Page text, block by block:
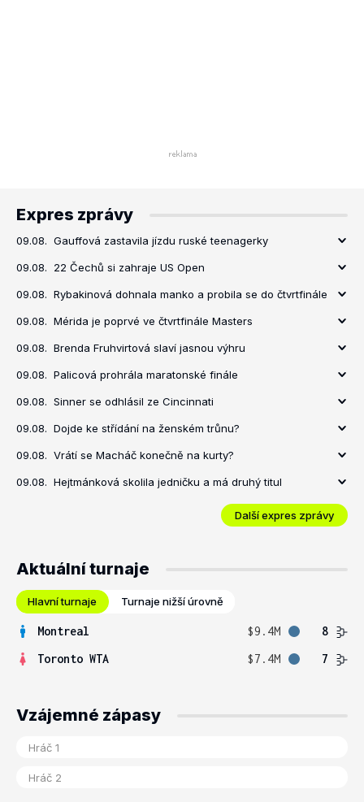
Expres zprávy
09.08. Gauffová zastavila jízdu ruské teenagerky
09.08. 22 Čechů si zahraje US Open
09.08. Rybakinová dohnala manko a probila se do čtvrtfinále
09.08. Mérida je poprvé ve čtvrtfinále Masters
09.08. Brenda Fruhvirtová slaví jasnou výhru
09.08. Palicová prohrála maratonské finále
09.08. Sinner se odhlásil ze Cincinnati
09.08. Dojde ke střídání na ženském trůnu?
09.08. Vrátí se Macháč konečně na kurty?
09.08. Hejtmánková skolila jedničku a má druhý titul
Další expres zprávy
Aktuální turnaje
Hlavní turnaje Turnaje nižší úrovně
Montreal $9.4M
8
Toronto WTA
$7.4M 7
Vzájemné zápasy